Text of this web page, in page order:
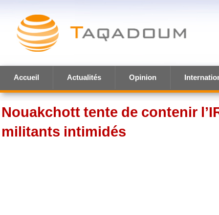
Accueil Actualités Opinion
Nouakchott tente de contenir
militants intimidés